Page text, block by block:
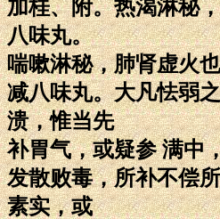
加桂、附。热渴淋秘
八味丸。
喘嗽淋秘，肺肾虚火
减八味丸。大凡怯弱
溃，惟当先
补胃气，或疑参 满中
发散败毒，所补不偿
素实，或